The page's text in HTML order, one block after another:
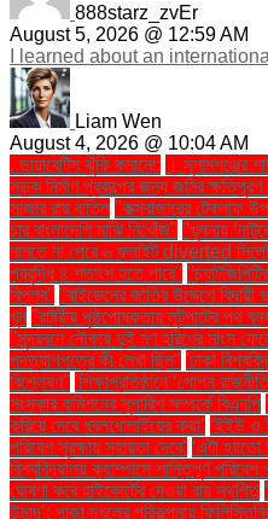
888starz_zvEr
August 5, 2026 @ 12:59 AM
I learned about an
Liam Wen
August 4, 2026 @ 10:04 AM
. ডায়াবেটিস ঝুঁকি কমানো:
। সুনামগঞ্জের
সড়ক নির্মাণ প্রকল্পের জন্য জমির ক্ষতিপূরণ
সাজার রায় বাতিল ''কক্সবাজারের টেকনাফ
চার বাংলাদেশি মাঝি নিখোঁজ'' ''খুলনায়
নামতে না পেরে ৬ ফ্লাইট diverted
প্রবৃদ্ধি ৪ শতাংশ হতে পারে''
বিপ্লব'' ''বাইডেনের জাতির উদ্দেশে
খুন ''রাষ্ট্রীয় পৃষ্ঠপোষকতায় লুটপাটের পথ
''সুন্দরবনে নৌকায় দুই মণ হরিণের মাংস
পদত্যাগপত্রে কী লেখা ছিল'' 'ঢাকা
বিশ্লেষণ'' 'শিক্ষাপ্রতিষ্ঠানে ‘গোপন
সংস্কার কমিশনের সুপারিশ সম্পর্কে বিএনপি
করিয়ে দেবে ধবলধোলাইয়ের কথা’ ‘ইইউ ও
পরিবেশ সুরক্ষায় সহায়তা দেবে’ ‘এটা হয়তো
বিশ্ববিদ্যালয় ক্যাম্পাসে শান্তিপূর্ণ পরিবেশ
ঘোষণা করে হাইকোর্টের দেওয়া রায় স্থগিত
উন্মাদ’: গাজা দখলের পরিকল্পনায়